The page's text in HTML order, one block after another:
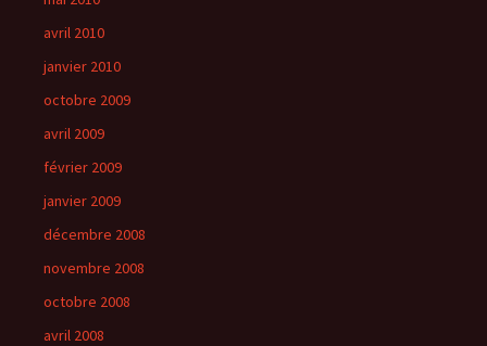
avril 2010
janvier 2010
octobre 2009
avril 2009
février 2009
janvier 2009
décembre 2008
novembre 2008
octobre 2008
avril 2008